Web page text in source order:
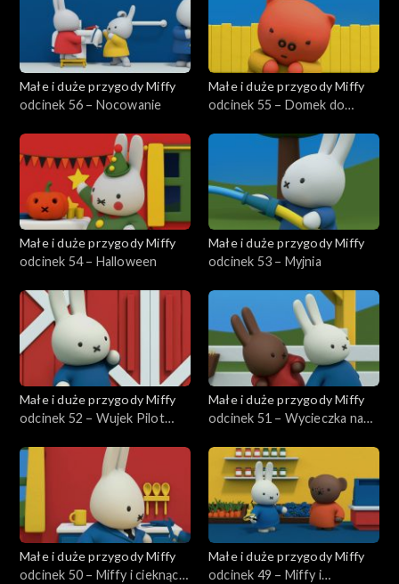
Małe i duże przygody Miffy
odcinek 56 – Nocowanie
Małe i duże przygody Miffy
odcinek 55 – Domek do
Małe i duże przygody Miffy
odcinek 54 – Halloween
Małe i duże przygody Miffy
odcinek 53 – Myjnia
Małe i duże przygody Miffy
odcinek 52 – Wujek Pilot
Małe i duże przygody Miffy
odcinek 51 – Wycieczka na
Małe i duże przygody Miffy
odcinek 50 – Miffy i cieknący
Małe i duże przygody Miffy
odcinek 49 – Miffy i